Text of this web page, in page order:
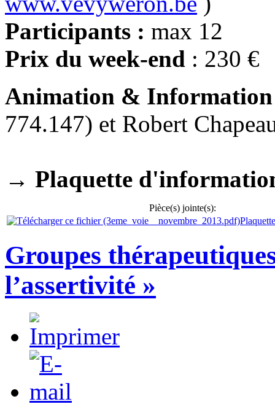
Participants : max 12
Prix du week-end : 230 €
Animation &
774.147) et Robert
→ Plaquette
Pièce(s) jointe(s):
Groupes
l’assertivité »